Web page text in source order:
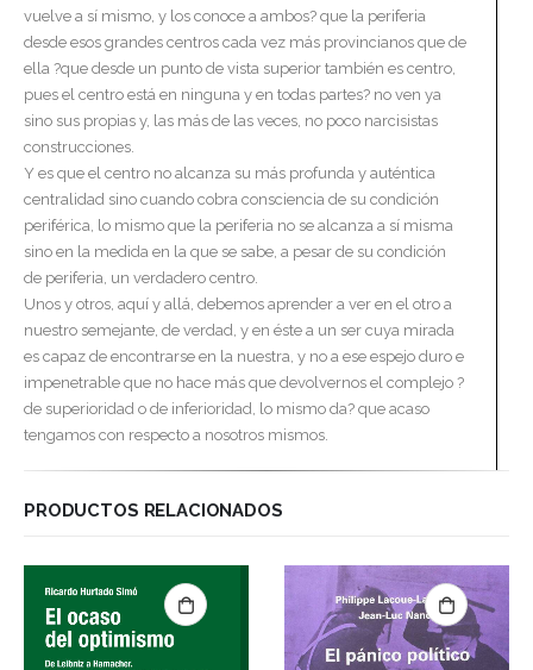
vuelve a sí mismo, y los conoce a ambos? que la periferia
desde esos grandes centros cada vez más provincianos que de
ella ?que desde un punto de vista superior también es centro,
pues el centro está en ninguna y en todas partes? no ven ya
sino sus propias y, las más de las veces, no poco narcisistas
construcciones.
Y es que el centro no alcanza su más profunda y auténtica
centralidad sino cuando cobra consciencia de su condición
periférica, lo mismo que la periferia no se alcanza a sí misma
sino en la medida en la que se sabe, a pesar de su condición
de periferia, un verdadero centro.
Unos y otros, aquí y allá, debemos aprender a ver en el otro a
nuestro semejante, de verdad, y en éste a un ser cuya mirada
es capaz de encontrarse en la nuestra, y no a ese espejo duro e
impenetrable que no hace más que devolvernos el complejo ?
de superioridad o de inferioridad, lo mismo da? que acaso
tengamos con respecto a nosotros mismos.
PRODUCTOS RELACIONADOS